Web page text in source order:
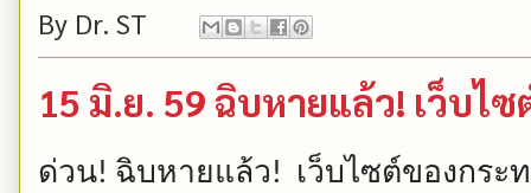
By Dr. ST
15 มิ.ย. 59 ฉิบหายแล้ว! เว็บไ
ด่วน! ฉิบหายแล้ว! เว็บไซต์ของกระ